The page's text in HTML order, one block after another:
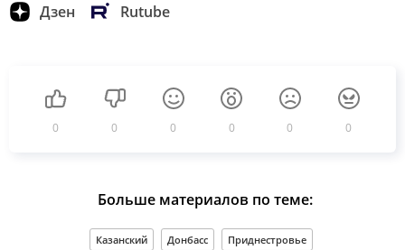
Дзен Rutube
0 0 0 0 0 0
Больше материалов по теме:
Казанский Донбасс Приднестровье